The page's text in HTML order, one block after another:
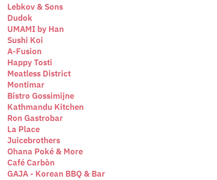
Lebkov & Sons
Dudok
UMAMI by Han
Sushi Koi
A-Fusion
Happy Tosti
Meatless District
Montimar
Bistro Gossimijne
Kathmandu Kitchen
Ron Gastrobar
La Place
Juicebrothers
Ohana Poké & More
Café Carbòn
GAJA - Korean BBQ & Bar